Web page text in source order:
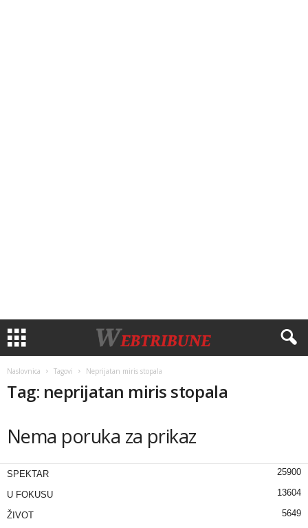
Naslovnica Tagovi Neprijatan miris stopala
Tag: neprijatan miris stopala
Nema poruka za prikaz
SPEKTAR 25900
U FOKUSU 13604
ŽIVOT 5649